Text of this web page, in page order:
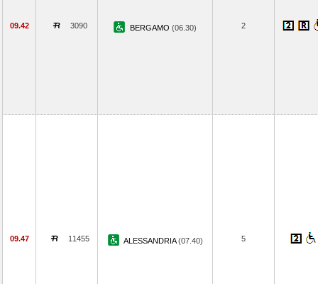
09.42 3090 BERGAMO (06.30) 2
09.47 11455 ALESSANDRIA(07.40) 5